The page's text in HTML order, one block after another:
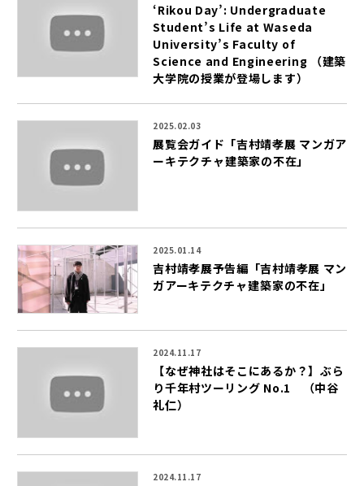
‘Rikou Day’: Undergraduate
Student’s Life at Waseda
University’s Faculty of
Science and Engineering （建築
大学院の授業が登場します）
2025.02.03
展覧会ガイド「吉村靖孝展 マンガア
ーキテクチャ――建築家の不在」
2025.01.14
吉村靖孝展予告編「吉村靖孝展 マン
ガアーキテクチャ――建築家の不在」
2024.11.17
【なぜ神社はそこにあるか？】ぶら
り千年村ツーリング No.1 （中谷
礼仁）
2024.11.17